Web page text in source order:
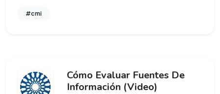
#cmi
Cómo Evaluar Fuentes De
Información (Video)